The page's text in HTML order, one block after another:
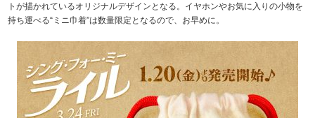
トが描かれているオリジナルデザインとなる。イヤホンやお気に入りの小物を
持ち運べる“ミニ巾着”は数量限定となるので、お早めに。